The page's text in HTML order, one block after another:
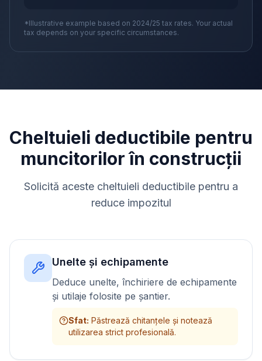
*Illustrative example based on 2024/25 tax rates. Your actual
tax depends on your specific circumstances.
Cheltuieli deductibile pentru
muncitorilor în construcții
Solicită aceste cheltuieli deductibile pentru a
reduce impozitul
Unelte și echipamente
Deduce unelte, închiriere de echipamente
și utilaje folosite pe șantier.
Sfat: Păstrează chitanțele și notează
utilizarea strict profesională.